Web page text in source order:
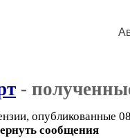
-
опубликованные
сообщения